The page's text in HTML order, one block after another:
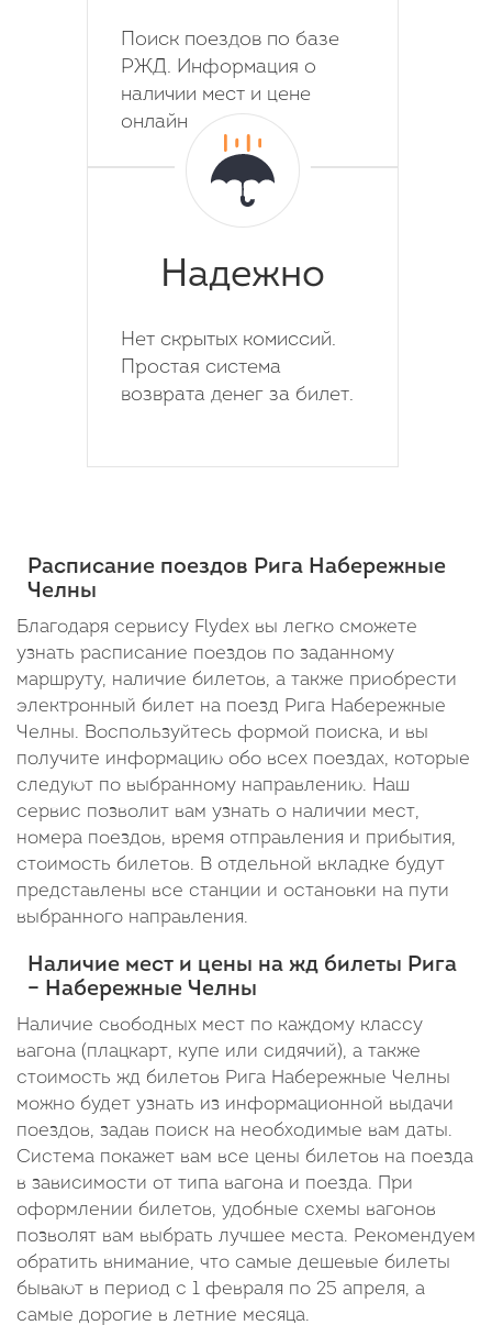
Поиск поездов по базе
РЖД. Информация о
наличии мест и цене
онлайн
Надежно
Нет скрытых комиссий.
Простая система
возврата денег за билет.
Расписание поездов Рига Набережные
Челны
Благодаря сервису Flydex вы легко сможете
узнать расписание поездов по заданному
маршруту, наличие билетов, а также приобрести
электронный билет на поезд Рига Набережные
Челны. Воспользуйтесь формой поиска, и вы
получите информацию обо всех поездах, которые
следуют по выбранному направлению. Наш
сервис позволит вам узнать о наличии мест,
номера поездов, время отправления и прибытия,
стоимость билетов. В отдельной вкладке будут
представлены все станции и остановки на пути
выбранного направления.
Наличие мест и цены на жд билеты Рига
– Набережные Челны
Наличие свободных мест по каждому классу
вагона (плацкарт, купе или сидячий), а также
стоимость жд билетов Рига Набережные Челны
можно будет узнать из информационной выдачи
поездов, задав поиск на необходимые вам даты.
Система покажет вам все цены билетов на поезда
в зависимости от типа вагона и поезда. При
оформлении билетов, удобные схемы вагонов
позволят вам выбрать лучшее места. Рекомендуем
обратить внимание, что самые дешевые билеты
бывают в период с 1 февраля по 25 апреля, а
самые дорогие в летние месяца.